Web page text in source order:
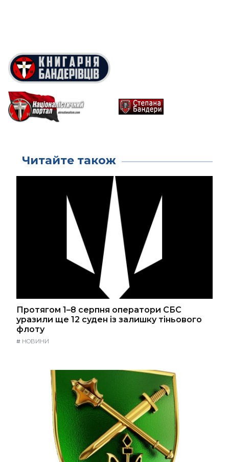
Читайте також
Протягом 1–8 серпня оператори СБС
уразили ще 12 суден із залишку тіньового
флоту
# НОВИНИ